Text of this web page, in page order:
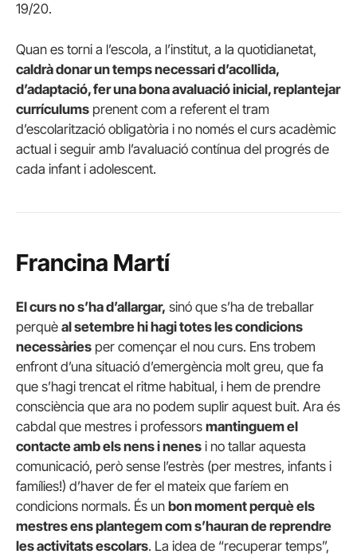
19/20.
Quan es torni a l’escola, a l’institut, a la quotidianetat,
caldrà donar un temps necessari d’acollida,
d’adaptació, fer una bona avaluació inicial, replantejar
currículums prenent com a referent el tram
d’escolarització obligatòria i no només el curs acadèmic
actual i seguir amb l’avaluació contínua del progrés de
cada infant i adolescent.
Francina Martí
El curs no s’ha d’allargar, sinó que s’ha de treballar
perquè al setembre hi hagi totes les condicions
necessàries per començar el nou curs. Ens trobem
enfront d’una situació d’emergència molt greu, que fa
que s’hagi trencat el ritme habitual, i hem de prendre
consciència que ara no podem suplir aquest buit. Ara és
cabdal que mestres i professors mantinguem el
contacte amb els nens i nenes i no tallar aquesta
comunicació, però sense l’estrès (per mestres, infants i
famílies!) d’haver de fer el mateix que faríem en
condicions normals. És un bon moment perquè els
mestres ens plantegem com s’hauran de reprendre
les activitats escolars. La idea de “recuperar temps”,